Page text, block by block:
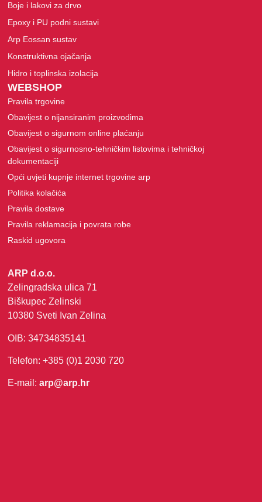
Boje i lakovi za drvo
Epoxy i PU podni sustavi
Arp Eossan sustav
Konstruktivna ojačanja
Hidro i toplinska izolacija
WEBSHOP
Pravila trgovine
Obavijest o nijansiranim proizvodima
Obavijest o sigurnom online plaćanju
Obavijest o sigurnosno-tehničkim listovima i tehničkoj
dokumentaciji
Opći uvjeti kupnje internet trgovine arp
Politika kolačića
Pravila dostave
Pravila reklamacija i povrata robe
Raskid ugovora
ARP d.o.o.
Zelingradska ulica 71
Biškupec Zelinski
10380 Sveti Ivan Zelina
OIB: 34734835141
Telefon: +385 (0)1 2030 720
E-mail: arp@arp.hr